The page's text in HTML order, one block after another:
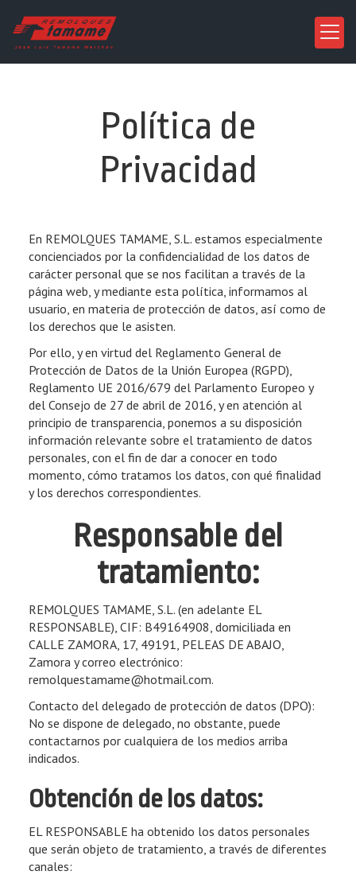
Política de
Privacidad
En REMOLQUES TAMAME, S.L. estamos especialmente
concienciados por la confidencialidad de los datos de
carácter personal que se nos facilitan a través de la
página web, y mediante esta política, informamos al
usuario, en materia de protección de datos, así como de
los derechos que le asisten.
Por ello, y en virtud del Reglamento General de
Protección de Datos de la Unión Europea (RGPD),
Reglamento UE 2016/679 del Parlamento Europeo y
del Consejo de 27 de abril de 2016, y en atención al
principio de transparencia, ponemos a su disposición
información relevante sobre el tratamiento de datos
personales, con el fin de dar a conocer en todo
momento, cómo tratamos los datos, con qué finalidad
y los derechos correspondientes.
Responsable del
tratamiento:
REMOLQUES TAMAME, S.L. (en adelante EL
RESPONSABLE), CIF: B49164908, domiciliada en
CALLE ZAMORA, 17, 49191, PELEAS DE ABAJO,
Zamora y correo electrónico:
remolquestamame@hotmail.com.
Contacto del delegado de protección de datos (DPO):
No se dispone de delegado, no obstante, puede
contactarnos por cualquiera de los medios arriba
indicados.
Obtención de los datos:
EL RESPONSABLE ha obtenido los datos personales
que serán objeto de tratamiento, a través de diferentes
canales: